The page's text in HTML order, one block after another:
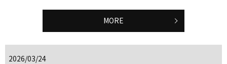
MORE
2026/03/24